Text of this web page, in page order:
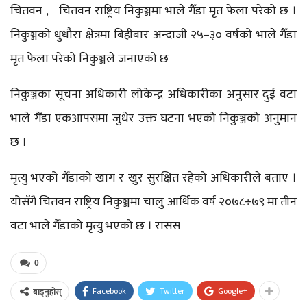
चितवन , चितवन राष्ट्रिय निकुञ्जमा भाले गैँडा मृत फेला परेको छ ।
निकुञ्जको धुधौरा क्षेत्रमा बिहीबार अन्दाजी २५–३० वर्षको भाले गैँडा
मृत फेला परेको निकुञ्जले जनाएको छ
निकुञ्जका सूचना अधिकारी लोकेन्द्र अधिकारीका अनुसार दुई वटा
भाले गैँडा एकआपसमा जुधेर उक्त घटना भएको निकुञ्जको अनुमान
छ ।
मृत्यु भएको गैँडाको खाग र खुर सुरक्षित रहेको अधिकारीले बताए ।
योसँगै चितवन राष्ट्रिय निकुञ्जमा चालु आर्थिक वर्ष २०७८÷७९ मा तीन
वटा भाले गैँडाको मृत्यु भएको छ । रासस
0
बाड्नुहोस् Facebook Twitter Google+